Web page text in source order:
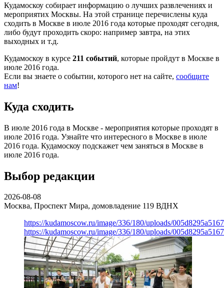
Кудамоскоу собирает информацию о лучших развлечениях и
мероприятих Москвы. На этой странице перечислены куда
сходить в Москве в июле 2016 года которые проходят сегодня,
либо будут проходить скоро: например завтра, на этих
выходных и т.д.
Кудамоскоу в курсе 211 событий, которые пройдут в Москве в
июле 2016 года.
Если вы знаете о событии, которого нет на сайте, сообщите
нам!
Куда сходить
В июле 2016 года в Москве - мероприятия которые проходят в
июле 2016 года. Узнайте что интересного в Москве в июле
2016 года. Кудамоскоу подскажет чем заняться в Москве в
июле 2016 года.
Выбор редакции
2026-08-08
Москва, Проспект Мира, домовладение 119 ВДНХ
https://kudamoscow.ru/image/336/180/uploads/
https://kudamoscow.ru/image/336/180/uploads/